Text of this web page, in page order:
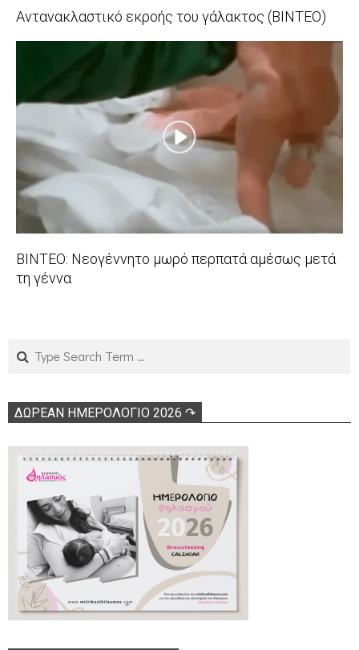
Αντανακλαστικό εκροής του γάλακτος (ΒΙΝΤΕΟ)
2021-
ΒΙΝΤΕΟ: Νεογέννητο μωρό περπατά αμέσως μετά
τη γέννα
04
Search
ΔΩΡΕΑΝ ΗΜΕΡΟΛΟΓΙΟ 2026 ↷